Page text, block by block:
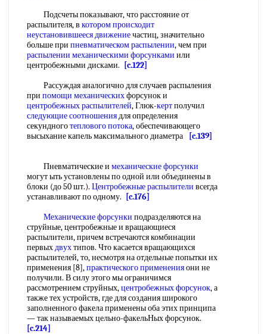
Подсчеты показывают, что расстояние от
распылителя, в котором происходит
неустановившееся движениечастиц, значительно
больше при пневматическом распылении, чем при
распылении механическими форсунками или
центробежными дисками.
[c.122]
Рассуждая аналогично для случаев распыления
при помощи механическихфорсунок и
центробежных распылителей, Глюк-кертполучил
следующие соотношениядля определения
секундноготеплового потока, обеспечивающего
высыхание капель максимального диаметра
[c.139]
Пневматические и механические форсунки
могут ыть установлены по одной или объединены в
блоки (до 50 шт.). Центробежные распылители всегда
устанавливают по одному.
[c.176]
Механические форсунки подразделяются на
струйные, центробежные и вращающиеся
распылители, причем встречаются комбинации
первыхдвухтипов. Что касается вращающихся
распылителей, то, несмотря на отдельные попытки их
применения [8],практического примененияони не
получили. В силу этого мы ограничимся
рассмотрением струйных,центробежных форсунок, а
также тех устройств, где для создания широкого
заполненного факела применены оба этих принципа
— так называемых цельно-факельНых форсунок.
[c.214]